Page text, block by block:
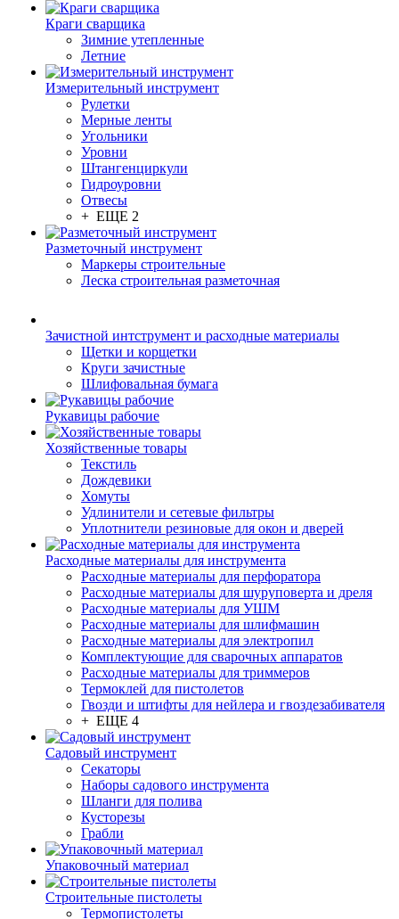
Краги сварщика
Зимние утепленные
Летние
Измерительный инструмент
Рулетки
Мерные ленты
Угольники
Уровни
Штангенциркули
Гидроуровни
Отвесы
+ ЕЩЕ 2
Разметочный инструмент
Маркеры строительные
Леска строительная разметочная
Зачистной интструмент и расходные материалы
Щетки и корщетки
Круги зачистные
Шлифовальная бумага
Рукавицы рабочие
Хозяйственные товары
Текстиль
Дождевики
Хомуты
Удлинители и сетевые фильтры
Уплотнители резиновые для окон и дверей
Расходные материалы для инструмента
Расходные материалы для перфоратора
Расходные материалы для шуруповерта и дреля
Расходные материалы для УШМ
Расходные материалы для шлифмашин
Расходные материалы для электропил
Комплектующие для сварочных аппаратов
Расходные материалы для триммеров
Термоклей для пистолетов
Гвозди и штифты для нейлера и гвоздезабивателя
+ ЕЩЕ 4
Садовый инструмент
Секаторы
Наборы садового инструмента
Шланги для полива
Кусторезы
Грабли
Упаковочный материал
Строительные пистолеты
Термопистолеты